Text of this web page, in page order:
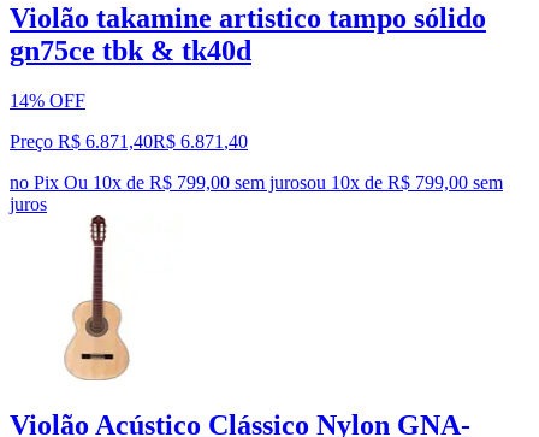
Violão takamine artistico tampo sólido
gn75ce tbk & tk40d
14% OFF
Preço R$ 6.871,40R$ 6.871,40
no Pix Ou 10x de R$ 799,00 sem jurosou 10x de R$ 799,00 sem
juros
Violão Acústico Clássico Nylon GNA-